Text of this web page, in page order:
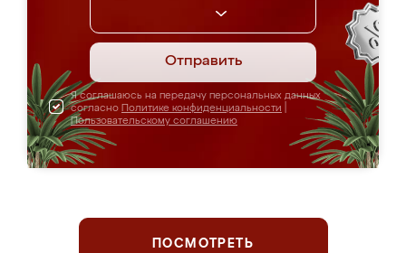
Отправить
Я соглашаюсь на передачу персональных данных
согласно Политике конфиденциальности
Пользовательскому соглашению
ПОСМОТРЕТЬ